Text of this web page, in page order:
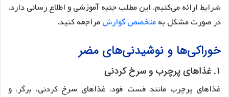
شرایط ارائه می‌کنیم. این مطلب جنبه آموزشی و اطلاع رسانی دارد،
در صورت مشکل بهمتخصص گوارشمراجعه کنید.
خوراکی‌ها و نوشیدنی‌های مضر
1. غذاهای پرچرب و سرخ کردنی
غذاهای پرچرب مانند فست فود، غذاهای سرخ کردنی، برگر، و